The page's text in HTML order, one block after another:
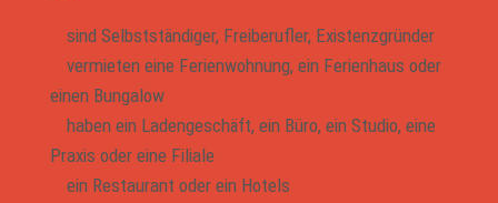
sind Selbstständiger, Freiberufler, Existenzgründer
vermieten eine Ferienwohnung, ein Ferienhaus oder
einen Bungalow
haben ein Ladengeschäft, ein Büro, ein Studio, eine
Praxis oder eine Filiale
ein Restaurant oder ein Hotels